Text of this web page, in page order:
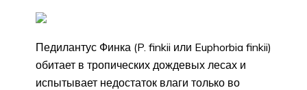
Педилантус Финка (P. finkii или Euphorbia finkii)
обитает в тропических дождевых лесах и
испытывает недостаток влаги только во